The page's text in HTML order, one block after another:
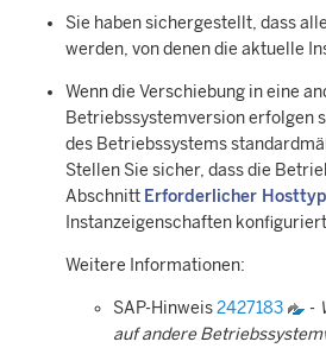
Sie haben sichergestellt, dass
werden, von denen die aktuelle
Wenn die Verschiebung in eine
Betriebssystemversion erfolgen
des Betriebssystems
Stellen Sie sicher, dass die
Abschnitt Erforderlicher Hosttyp
Instanzeigenschaften
Weitere Informationen:
SAP-Hinweis2427183 -
auf andere